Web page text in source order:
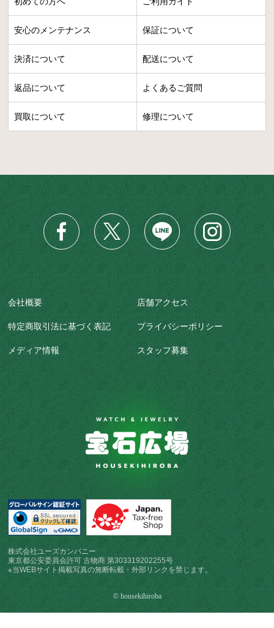
安心のメンテナンス 保証について
決済について 配送について
返品について よくあるご質問
買取について 修理について
会社概要 店舗アクセス
特定商取引法に基づく表記 プライバシーポリシー
メディア情報 スタッフ募集
株式会社ユーズカンパニー
東京都公安委員会許可 古物商 第303319202255号
※当WEBサイト掲載写真の無断転載・外部リンクを禁じます。
© housekihiroba